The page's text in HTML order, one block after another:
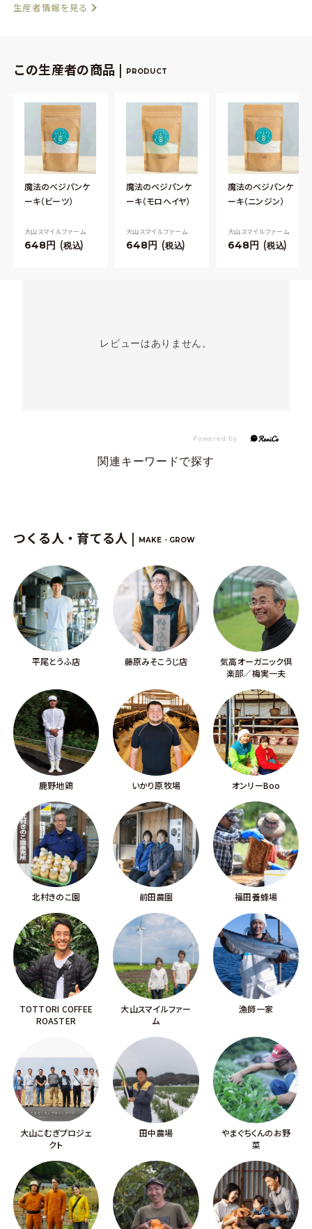
生産者情報を見る
この生産者の商品 | PRODUCT
魔法のベジパンケ
ーキ（ビーツ）
大山スマイルファーム
648 税込
魔法のベジパンケ
ーキ（モロヘイヤ）
大山スマイルファーム
648 税込
魔法のベジパンケ
ーキ（ニンジン）
大山スマイルファーム
648 税込
レビューはありません。
関連キーワードで探す
つくる人・育てる人 | MAKE・GROW
平尾とうふ店 藤原みそこうじ店
気高オーガニック倶
楽部／梅実一夫
鹿野地鶏 いかり原牧場 オンリーBoo
北村きのこ園 前田農園 福田養蜂場
TOTTORI COFFEE
ROASTER
大山スマイルファー
ム
漁師一家
大山こむぎプロジェ
クト
田中農場
やまぐちくんのお野
菜